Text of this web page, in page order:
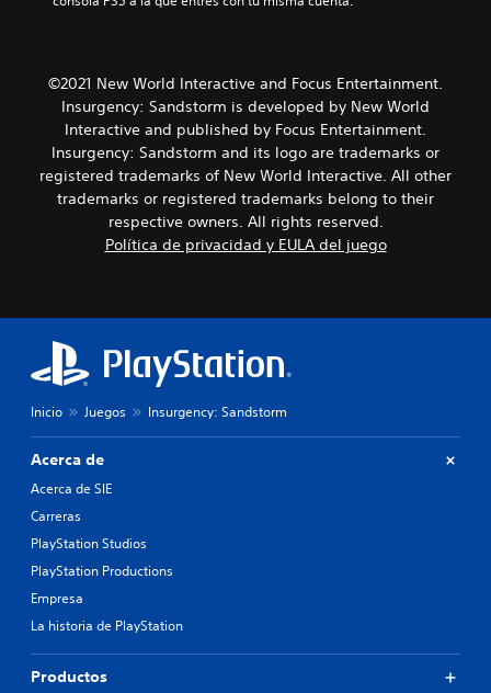
©2021 New World Interactive and Focus Entertainment.
Insurgency: Sandstorm is developed by New World
Interactive and published by Focus Entertainment.
Insurgency: Sandstorm and its logo are trademarks or
registered trademarks of New World Interactive. All other
trademarks or registered trademarks belong to their
respective owners. All rights reserved.
Política de privacidad y EULA del juego
Inicio Juegos Insurgency: Sandstorm
Acerca de
Acerca de SIE
Carreras
PlayStation Studios
PlayStation Productions
Empresa
La historia de PlayStation
Productos